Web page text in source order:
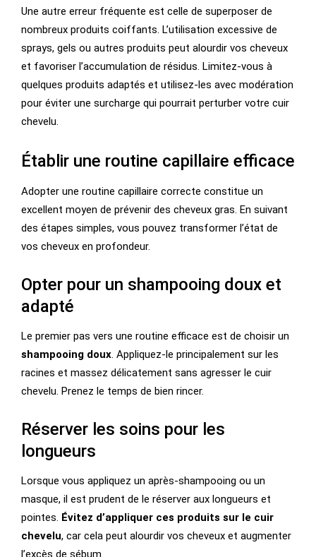
Une autre erreur fréquente est celle de superposer de
nombreux produits coiffants. L’utilisation excessive de
sprays, gels ou autres produits peut alourdir vos cheveux
et favoriser l’accumulation de résidus. Limitez-vous à
quelques produits adaptés et utilisez-les avec modération
pour éviter une surcharge qui pourrait perturber votre cuir
chevelu.
Établir une routine capillaire efficace
Adopter une routine capillaire correcte constitue un
excellent moyen de prévenir des cheveux gras. En suivant
des étapes simples, vous pouvez transformer l’état de
vos cheveux en profondeur.
Opter pour un shampooing doux et
adapté
Le premier pas vers une routine efficace est de choisir un
shampooing doux. Appliquez-le principalement sur les
racines et massez délicatement sans agresser le cuir
chevelu. Prenez le temps de bien rincer.
Réserver les soins pour les
longueurs
Lorsque vous appliquez un après-shampooing ou un
masque, il est prudent de le réserver aux longueurs et
pointes. Évitez d’appliquer ces produits sur le cuir
chevelu, car cela peut alourdir vos cheveux et augmenter
l’excès de sébum.